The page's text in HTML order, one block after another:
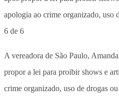
6 de 6
A vereadora de São Paulo,
propor a lei para proibir shows e
crime organizado, uso de drogas